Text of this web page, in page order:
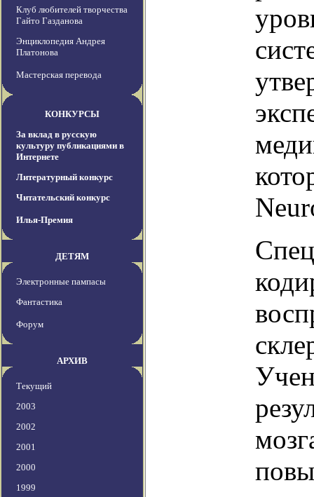
Клуб любителей творчества
Гайто Газданова
Энциклопедия Андрея
Платонова
Мастерская перевода
КОНКУРСЫ
За вклад в русскую
культуру публикациями в
Интернете
Литературный конкурс
Читательский конкурс
Илья-Премия
ДЕТЯМ
Электронные пампасы
Фантастика
Форум
АРХИВ
Текущий
2003
2002
2001
2000
1999